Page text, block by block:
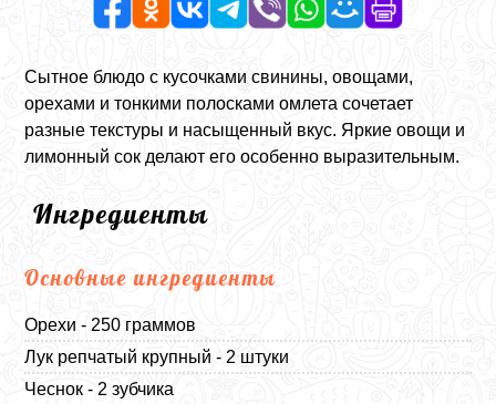
Сытное блюдо с кусочками свинины, овощами,
орехами и тонкими полосками омлета сочетает
разные текстуры и насыщенный вкус. Яркие овощи и
лимонный сок делают его особенно выразительным.
Ингредиенты
Основные ингредиенты
Орехи - 250 граммов
Лук репчатый крупный - 2 штуки
Чеснок - 2 зубчика